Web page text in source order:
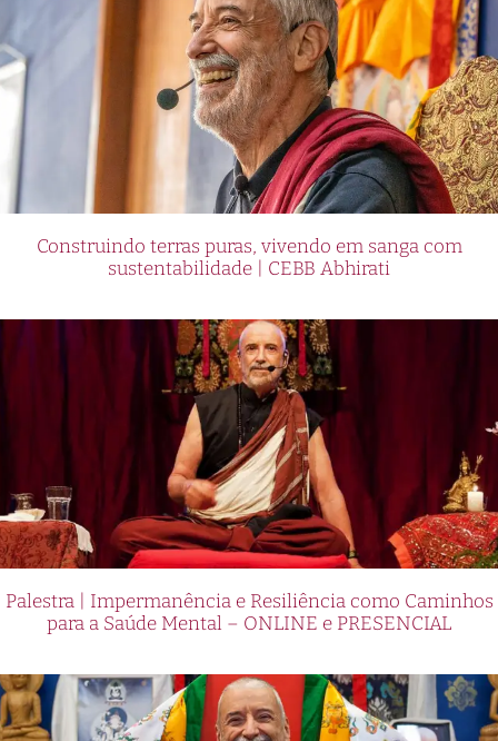
Construindo terras puras, vivendo em sanga com
sustentabilidade | CEBB Abhirati
Palestra | Impermanência e Resiliência como Caminhos
para a Saúde Mental – ONLINE e PRESENCIAL